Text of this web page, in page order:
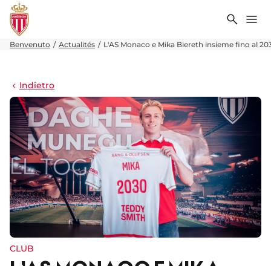
Ricerca
Benvenuto Actualités L'AS Monaco e Mika Biereth insieme fino al
Indietro
CLUB